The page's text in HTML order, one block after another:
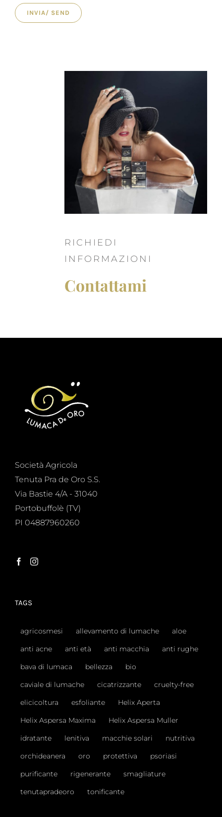
RICHIEDI
INFORMAZIONI
Contattami
Società Agricola
Tenuta Pra de Oro S.S.
Via Bastie 4/A - 31040
Portobuffolè (TV)
PI 04887960260
TAGS
agricosmesi allevamento di lumache
aloe
anti acne
anti età anti macchia
anti rughe
bava di lumaca
bellezza
bio
caviale di lumache
cicatrizzante
cruelty-free
elicicoltura
esfoliante
Helix Aperta
Helix Aspersa Maxima
Helix Aspersa Muller
idratante
lenitiva macchie solari
nutritiva
orchideanera
oro protettiva
psoriasi
purificante
rigenerante
smagliature
tenutapradeoro
tonificante